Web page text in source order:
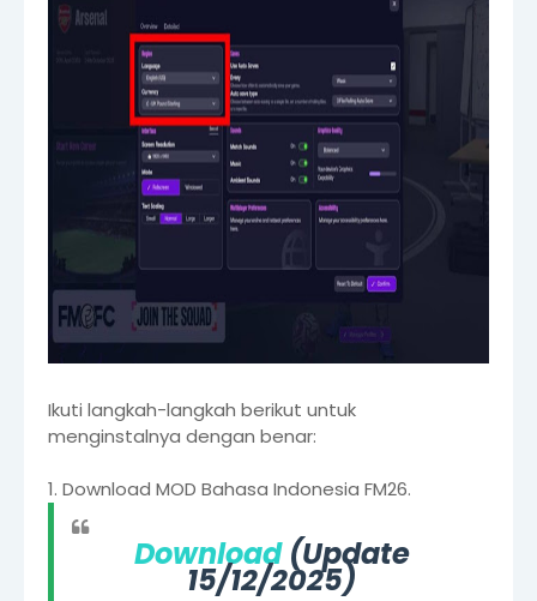
Ikuti langkah-langkah berikut untuk
menginstalnya dengan benar:
1. Download MOD Bahasa Indonesia FM26.
Download(Update
15/12/2025)